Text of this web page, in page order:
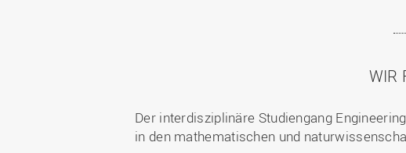
WIR
Der interdisziplinäre Studiengang
in den mathematischen und